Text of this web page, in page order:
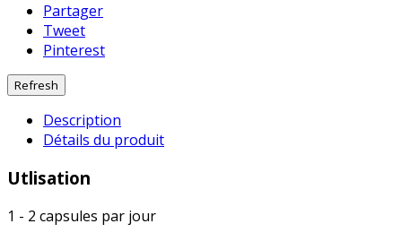
Partager
Tweet
Pinterest
Description
Détails du produit
Utlisation
1 - 2 capsules par jour